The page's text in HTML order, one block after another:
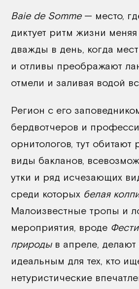
Baie de Somme— место,
диктует ритм жизни
дважды в день, когда
и отливы преображают
отмели и заливая водой
Регион с его
бердвотчеров и
орнитологов, тут обитают
виды бакланов,
утки и ряд исчезающих
среди которых белая
Малоизвестные тропы и
мероприятия, вроде
природыв апреле, делают
идеальным для тех, кто
нетуристические